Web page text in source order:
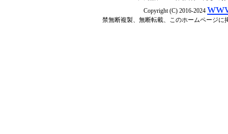
Copyright (C) 2016-2024
禁無断複製、無断転載、このホームページ